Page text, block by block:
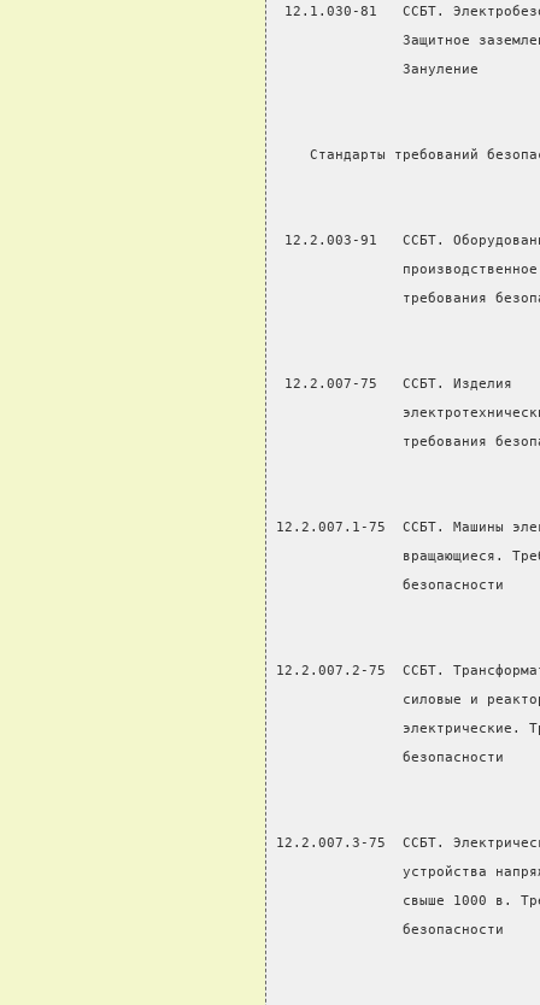
12.1.030-81   ССБТ.
Защитное
               Зануление
Стандарты требований
12.2.003-91   ССБТ.
требования
12.2.007-75   ССБТ. Изделия
требования
12.2.007.1-75  ССБТ. Машины
вращающиеся.
               безопасности
12.2.007.2-75  ССБТ.
силовые и
электрические.
               безопасности
12.2.007.3-75  ССБТ.
устройства
свыше 1000 в.
               безопасности